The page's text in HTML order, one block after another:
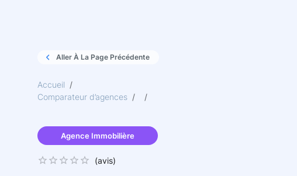
Aller À La Page Précédente
Accueil /
Comparateur d’agences / /
Agence Immobilière
(avis)